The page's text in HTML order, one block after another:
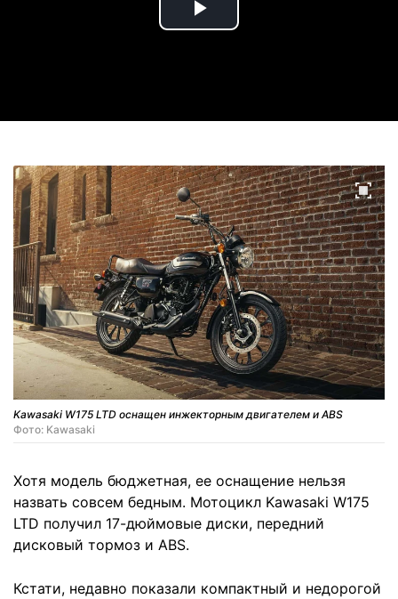
Play
Kawasaki W175 LTD оснащен инжекторным двигателем и ABS
Фото: Kawasaki
Хотя модель бюджетная, ее оснащение нельзя
назвать совсем бедным. Мотоцикл Kawasaki W175
LTD получил 17-дюймовые диски, передний
дисковый тормоз и ABS.
Кстати, недавно показали компактный и недорогой